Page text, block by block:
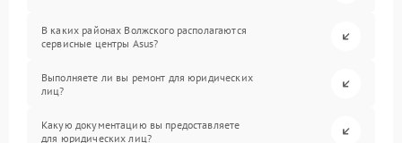
В каких районах Волжского располагаются
сервисные центры Asus?
Выполняете ли вы ремонт для юридических
лиц?
Какую документацию вы предоставляете
для юридических лиц?